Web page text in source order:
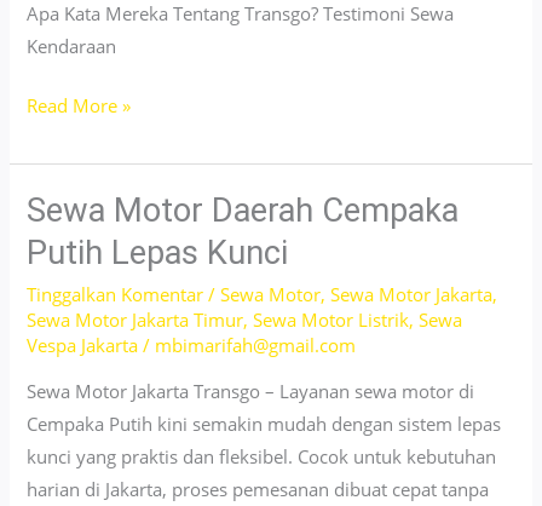
Apa Kata Mereka Tentang Transgo? Testimoni Sewa
Kendaraan
Sewa
Dekat
Kayumanis
Jakarta
Timur
–
Tanpa
Read More »
Sewa Motor Daerah Cempaka
Putih Lepas Kunci
Tinggalkan Komentar /Sewa Motor,Sewa Motor Jakarta,
Sewa Motor Jakarta Timur,Sewa Motor Listrik,Sewa
Vespa Jakarta / mbimarifah@gmail.com
Sewa Motor Jakarta Transgo – Layanan sewa motor di
Cempaka Putih kini semakin mudah dengan sistem lepas
kunci yang praktis dan fleksibel. Cocok untuk kebutuhan
harian di Jakarta, proses pemesanan dibuat cepat tanpa